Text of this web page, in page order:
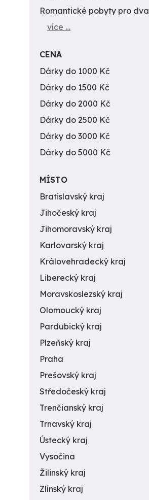
Romantické pobyty pro dva
více …
CENA
Dárky do 1000 Kč
Dárky do 1500 Kč
Dárky do 2000 Kč
Dárky do 2500 Kč
Dárky do 3000 Kč
Dárky do 5000 Kč
MÍSTO
Bratislavský kraj
Jihočeský kraj
Jihomoravský kraj
Karlovarský kraj
Královehradecký kraj
Liberecký kraj
Moravskoslezský kraj
Olomoucký kraj
Pardubický kraj
Plzeňský kraj
Praha
Prešovský kraj
Středočeský kraj
Trenčianský kraj
Trnavský kraj
Ústecký kraj
Vysočina
Žilinský kraj
Zlínský kraj